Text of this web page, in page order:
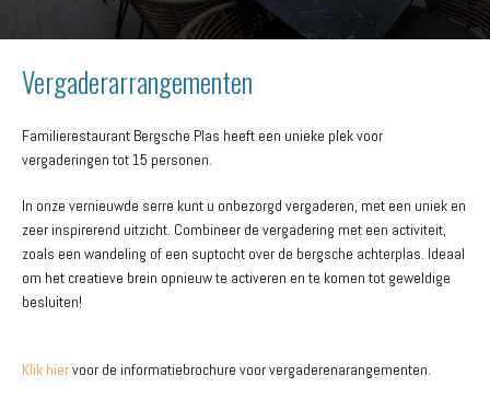
Vergaderarrangementen
Familierestaurant Bergsche Plas heeft een unieke plek voor
vergaderingen tot 15 personen.
In onze vernieuwde serre kunt u onbezorgd vergaderen, met een uniek en
zeer inspirerend uitzicht. Combineer de vergadering met een activiteit,
zoals een wandeling of een suptocht over de bergsche achterplas. Ideaal
om het creatieve brein opnieuw te activeren en te komen tot geweldige
besluiten!
Klik hiervoor de informatiebrochure voor vergaderenarangementen.